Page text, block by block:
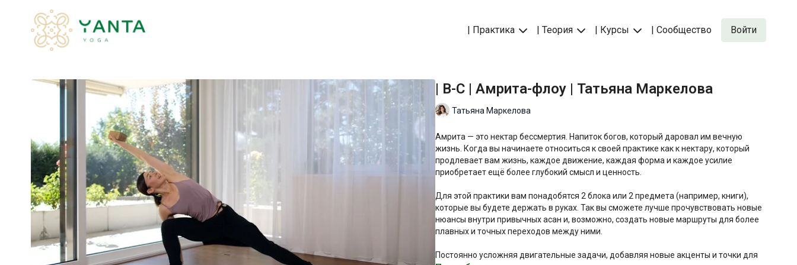
| Практика | Теория | Курсы | Сообщество Войти
| B-C | Амрита-флоу | Татьяна Маркелова
Татьяна Маркелова
Амрита — это нектар бессмертия. Напиток богов, который даровал им вечную
жизнь. Когда вы начинаете относиться к своей практике как к нектару, который
продлевает вам жизнь, каждое движение, каждая форма и каждое усилие
приобретает ещё более глубокий смысл и ценность.
Для этой практики вам понадобятся 2 блока или 2 предмета (например, книги),
которые вы будете держать в руках. Так вы сможете лучше прочувствовать новые
нюансы внутри привычных асан и, возможно, создать новые маршруты для более
плавных и точных переходов между ними.
Постоянно усложняя двигательные задачи, добавляя новые акценты и точки для